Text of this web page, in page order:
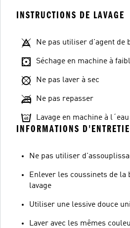
INSTRUCTIONS DE LAVAGE
Ne pas utiliser d'agent de
Séchage en machine à
Ne pas laver à sec
Ne pas repasser
Lavage en machine à
INFORMATIONS
Ne pas utiliser
Enlever les coussinets de la
lavage
Utiliser une lessive douce
Laver avec les mêmes